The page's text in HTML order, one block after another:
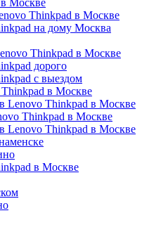
Москве
Thinkpad в Москве
на дому Москва
Thinkpad в Москве
дорого
с выездом
в Москве
Lenovo Thinkpad в Москве
Thinkpad в Москве
Lenovo Thinkpad в Москве
в Москве